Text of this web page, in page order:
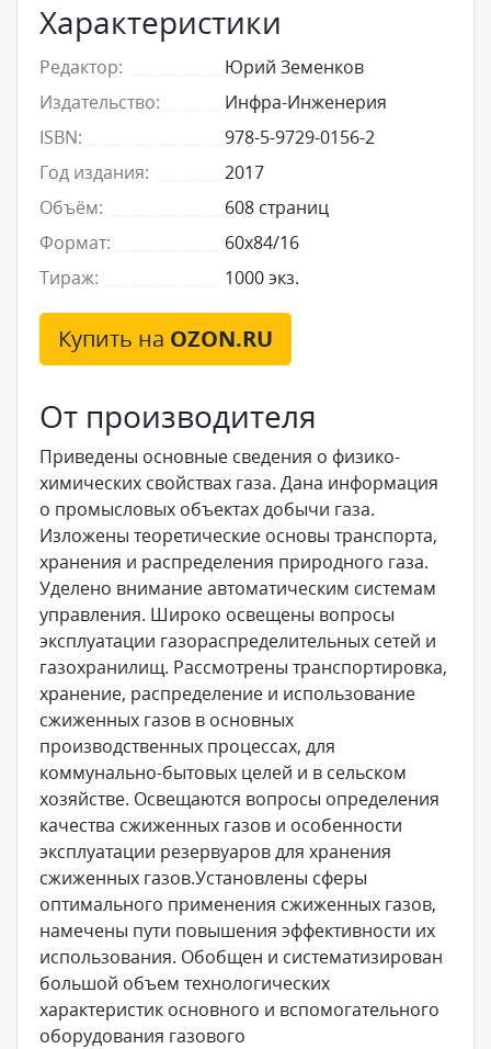
Характеристики
Редактор:
Юрий Земенков
Издательство:
Инфра-Инженерия
ISBN:
978-5-9729-0156-2
Год издания:
2017
Объём:
608 страниц
Формат:
60x84/16
Тираж:
1000 экз.
Купить на OZON.RU
От производителя
Приведены основные сведения о физико-
химических свойствах газа. Дана информация
о промысловых объектах добычи газа.
Изложены теоретические основы транспорта,
хранения и распределения природного газа.
Уделено внимание автоматическим системам
управления. Широко освещены вопросы
эксплуатации газораспределительных сетей и
газохранилищ. Рассмотрены транспортировка,
хранение, распределение и использование
сжиженных газов в основных
производственных процессах, для
коммунально-бытовых целей и в сельском
хозяйстве. Освещаются вопросы определения
качества сжиженных газов и особенности
эксплуатации резервуаров для хранения
сжиженных газов.Установлены сферы
оптимального применения сжиженных газов,
намечены пути повышения эффективности их
использования. Обобщен и систематизирован
большой объем технологических
характеристик основного и вспомогательного
оборудования газового